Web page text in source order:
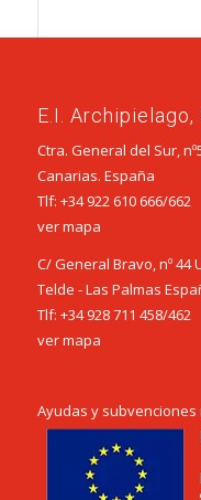
E.I. Archipielago,
Ctra. General del Sur,
Canarias. España
Tlf: +34 922 610 666/662
ver mapa
C/ General Bravo, nº 44
Telde - Las Palmas
Tlf: +34 928 711 458/462
ver mapa
Ayudas y subvenciones